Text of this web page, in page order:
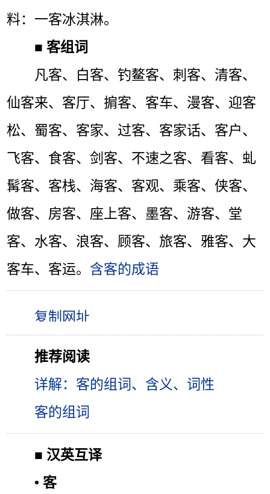
料：一客冰淇淋。
■客组词
凡客、白客、钓鳌客、刺客、清客、
仙客来、客厅、掮客、客车、漫客、迎客
松、蜀客、客家、过客、客家话、客户、
飞客、食客、剑客、不速之客、看客、虬
髯客、客栈、海客、客观、乘客、侠客、
做客、房客、座上客、墨客、游客、堂
客、水客、浪客、顾客、旅客、雅客、大
客车、客运。 含客的成语
推荐阅读
详解：客的组词、含义、词性
客的组词
■ 汉英互译
•客